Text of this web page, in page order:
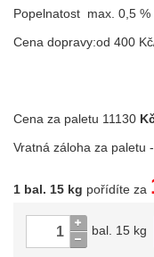
Popelnatost max. 0,5 %
Cena dopravy:od 400
Cena za paletu 11130
Vratná záloha za paletu
1 bal. 15 kg pořídíte za
bal. 15 kg